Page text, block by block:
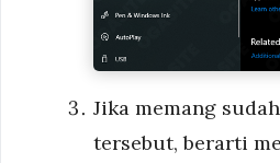
Jika memang
tersebut, berarti